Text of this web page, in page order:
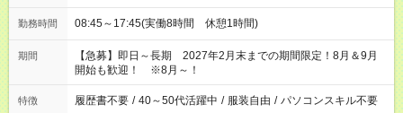
勤務時間 08:45～17:45(実働8時間 休憩1時間)
期間
【急募】即日～長期 2027年2月末までの期間限定！8月＆9月
開始も歓迎！ ※8月～！
特徴 履歴書不要 / 40～50代活躍中 / 服装自由 / パソコンスキル不要